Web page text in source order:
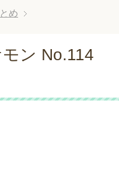
め
ン No.114